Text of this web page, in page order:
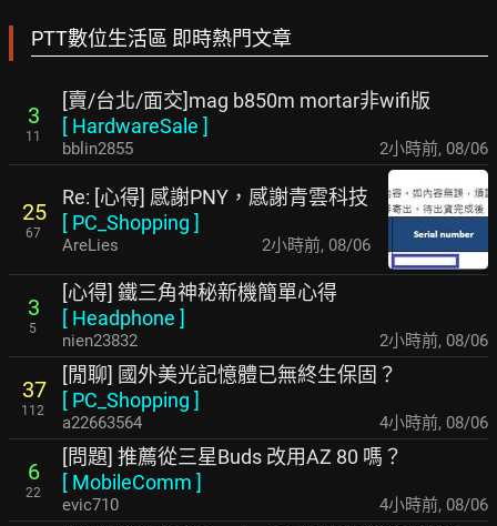
PTT數位生活區 即時熱門文章
3
11
[賣/台北/面交]mag b850m mortar非wifi版
[ HardwareSale ]
bblin2855 2小時前, 08/06
25
67
Re: [心得] 感謝PNY，感謝青雲科技
[ PC_Shopping ]
AreLies 2小時前, 08/06
3
5
[心得] 鐵三角神秘新機簡單心得
[ Headphone ]
nien23832 2小時前, 08/06
37
112
[閒聊] 國外美光記憶體已無終生保固？
[ PC_Shopping ]
a22663564 4小時前, 08/06
6
22
[問題] 推薦從三星Buds 改用AZ 80 嗎？
[ MobileComm ]
evic710 4小時前, 08/06